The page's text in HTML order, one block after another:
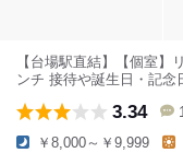
【台場駅直結】【個室】
ンチ 接待や誕生日・記念
3.34
￥8,000～￥9,999